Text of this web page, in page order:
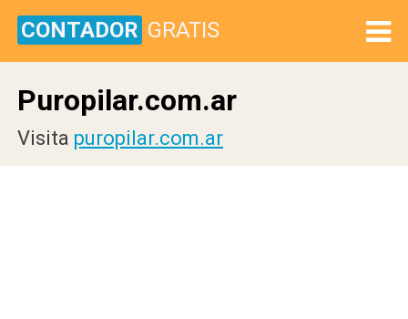
CONTADOR GRATIS
Puropilar.com.ar
Visita puropilar.com.ar